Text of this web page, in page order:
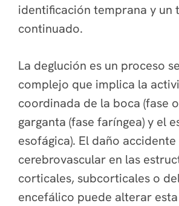
identificación temprana y un
continuado.
La deglución es un proceso
complejo que implica la
coordinada de la boca (fase
garganta (fase faríngea) y el
esofágica). El daño accidente
cerebrovascular en las
corticales, subcorticales o
encefálico puede alterar esta